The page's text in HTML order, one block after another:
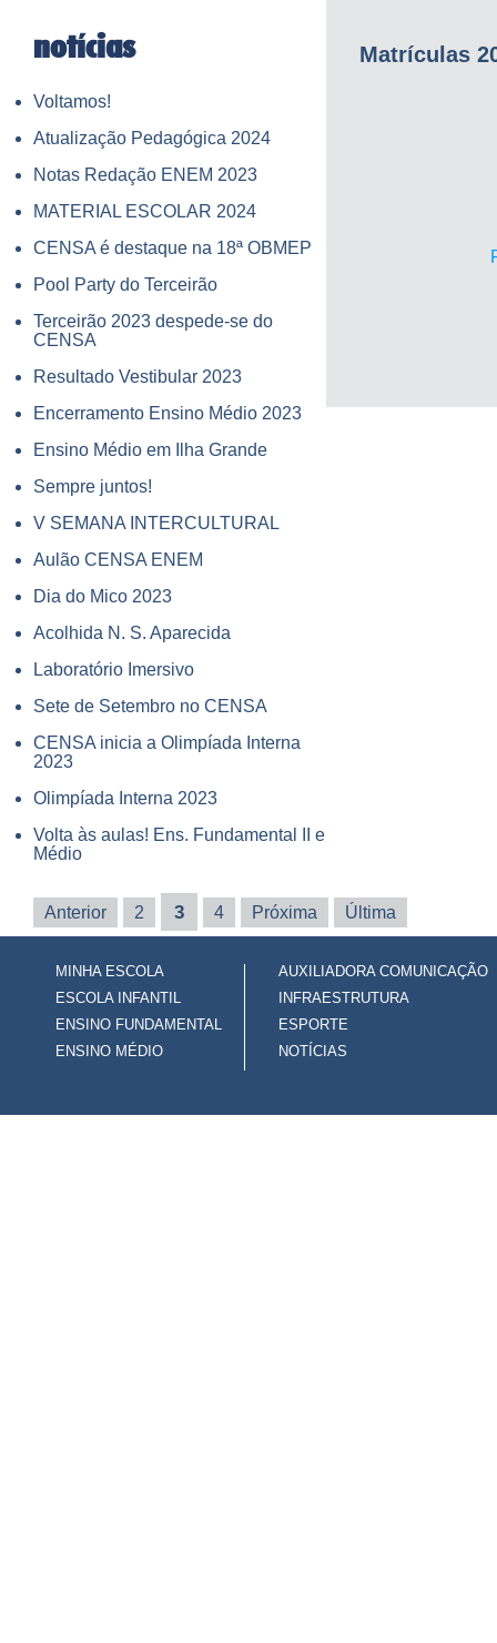
notícias
Voltamos!
Atualização Pedagógica 2024
Notas Redação ENEM 2023
MATERIAL ESCOLAR 2024
CENSA é destaque na 18ª OBMEP
Pool Party do Terceirão
Terceirão 2023 despede-se do
CENSA
Resultado Vestibular 2023
Encerramento Ensino Médio 2023
Ensino Médio em Ilha Grande
Sempre juntos!
V SEMANA INTERCULTURAL
Aulão CENSA ENEM
Dia do Mico 2023
Acolhida N. S. Aparecida
Laboratório Imersivo
Sete de Setembro no CENSA
CENSA inicia a Olimpíada Interna
2023
Olimpíada Interna 2023
Volta às aulas! Ens. Fundamental II e
Médio
Anterior 2 3 4 Próxima Última
Matrículas
MINHA ESCOLA
ESCOLA INFANTIL
ENSINO FUNDAMENTAL
ENSINO MÉDIO
AUXILIADORA COMUNICAÇÃO
INFRAESTRUTURA
ESPORTE
NOTÍCIAS